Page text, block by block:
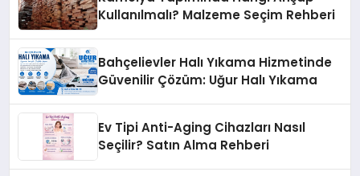
Kullanılmalı? Malzeme Seçim Rehberi
Bahçelievler Halı Yıkama Hizmetinde
Güvenilir Çözüm: Uğur Halı Yıkama
Ev Tipi Anti-Aging Cihazları Nasıl
Seçilir? Satın Alma Rehberi